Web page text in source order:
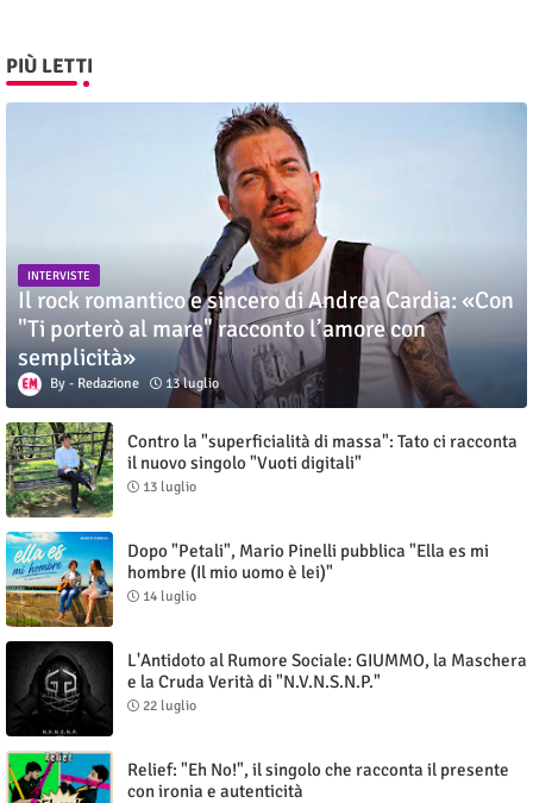
PIÙ LETTI
INTERVISTE
Il rock romantico e sincero di Andrea Cardia: «Con
"Ti porterò al mare" racconto l’amore con
semplicità»
Redazione 13 luglio
Contro la "superficialità di massa": Tato ci racconta
il nuovo singolo "Vuoti digitali"
13 luglio
Dopo "Petali", Mario Pinelli pubblica "Ella es mi
hombre (Il mio uomo è lei)"
14 luglio
L'Antidoto al Rumore Sociale: GIUMMO, la Maschera
e la Cruda Verità di "N.V.N.S.N.P."
22 luglio
Relief: "Eh No!", il singolo che racconta il presente
con ironia e autenticità